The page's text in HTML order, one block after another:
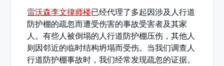
雷沃森李文律师楼已经代理了多起因涉及人行道
防护棚的疏忽而遭受伤害的事故受害者及其家
人。有些人被倒塌的人行道防护棚压伤，其他人
则因邻近的临时结构坍塌而受伤。当我们调查人
行道防护棚事故时，我们经常发现疏忽的证据。